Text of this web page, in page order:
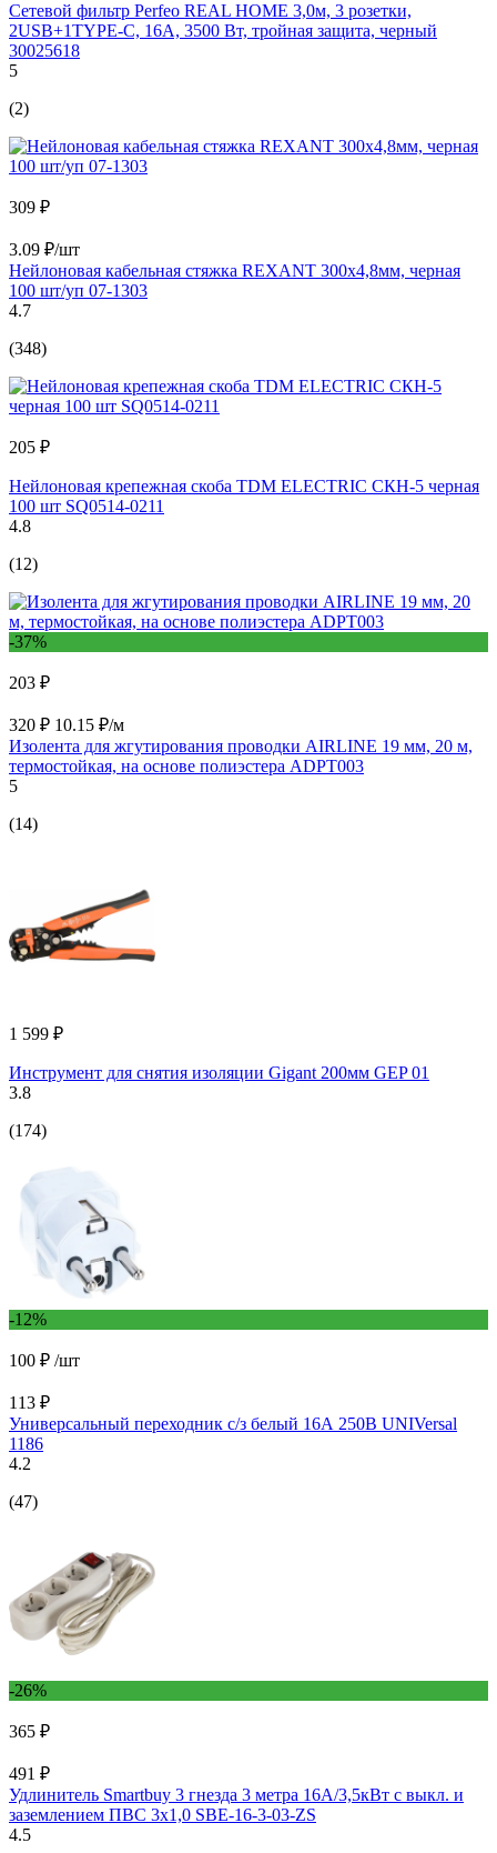
Сетевой фильтр Perfeo REAL HOME 3,0м, 3 розетки,
2USB+1TYPE-C, 16А, 3500 Вт, тройная защита, черный
30025618
5
(2)
309 ₽
3.09 ₽/шт
Нейлоновая кабельная стяжка REXANT 300x4,8мм, черная
100 шт/уп 07-1303
4.7
(348)
205 ₽
Нейлоновая крепежная скоба TDM ELECTRIC СКН-5 черная
100 шт SQ0514-0211
4.8
(12)
-37%
203 ₽
320 ₽ 10.15 ₽/м
Изолента для жгутирования проводки AIRLINE 19 мм, 20 м,
термостойкая, на основе полиэстера ADPT003
5
(14)
1 599 ₽
Инструмент для снятия изоляции Gigant 200мм GEP 01
3.8
(174)
-12%
100 ₽ /шт
113 ₽
Универсальный переходник с/з белый 16А 250В UNIVersal
1186
4.2
(47)
-26%
365 ₽
491 ₽
Удлинитель Smartbuy 3 гнезда 3 метра 16А/3,5кВт с выкл. и
заземлением ПВС 3х1,0 SBE-16-3-03-ZS
4.5